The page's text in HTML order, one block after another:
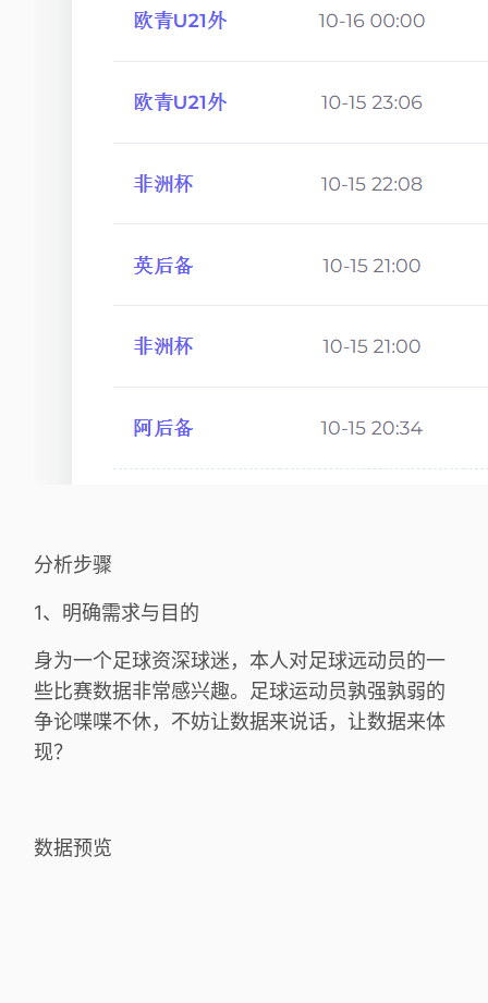
分析步骤
1、明确需求与目的
身为一个足球资深球迷，本人对足球远动员的一
些比赛数据非常感兴趣。足球运动员孰强孰弱的
争论喋喋不休，不妨让数据来说话，让数据来体
现？
数据预览